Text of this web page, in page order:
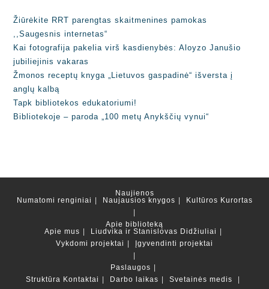
Žiūrėkite RRT parengtas skaitmenines pamokas
,,Saugesnis internetas“
Kai fotografija pakelia virš kasdienybės: Aloyzo Janušio
jubiliejinis vakaras
Žmonos receptų knyga „Lietuvos gaspadinė“ išversta į
anglų kalbą
Tapk bibliotekos edukatoriumi!
Bibliotekoje – paroda „100 metų Anykščių vynui“
Naujienos
Numatomi renginiai
Naujausios knygos Kultūros Kurortas
Apie biblioteką
Apie mus
Liudvika ir Stanislovas Didžiuliai
Vykdomi projektai
Įgyvendinti projektai
Paslaugos
Struktūra Kontaktai Darbo laikas
Svetainės medis